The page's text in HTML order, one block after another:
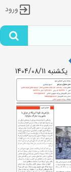
ورود
یکشنبه 1404/08/11